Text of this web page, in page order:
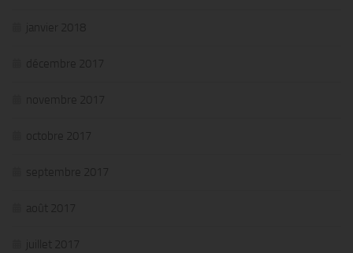
janvier 2018
décembre 2017
novembre 2017
octobre 2017
septembre 2017
août 2017
juillet 2017